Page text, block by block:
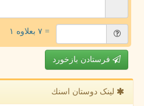
= ۷ بعلاوه ۱
فرستادن بازخورد
لینک دوستان اسنك